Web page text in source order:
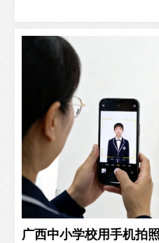
广西中小学校用手机拍